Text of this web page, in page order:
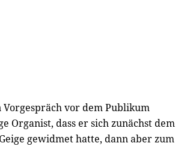
vor dem Publikum
Organist, dass er sich zunächst dem
gewidmet hatte, dann aber zum